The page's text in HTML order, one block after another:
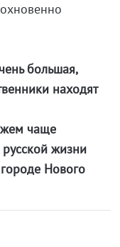
большая,
находят
чаще
жизни
Нового